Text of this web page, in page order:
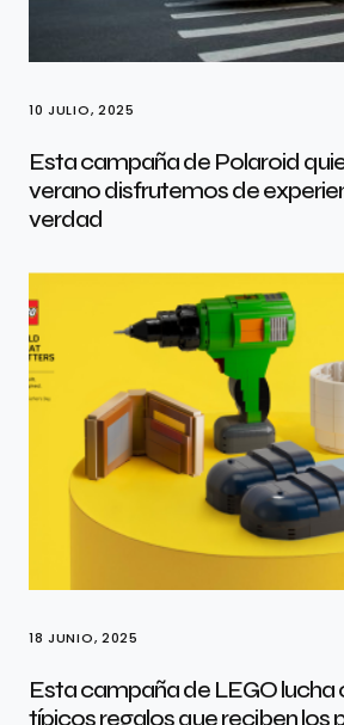
10 JULIO, 2025
Esta campaña de Polaroid
verano disfrutemos de
verdad
18 JUNIO, 2025
Esta campaña de LEGO lucha
típicos regalos que reciben los